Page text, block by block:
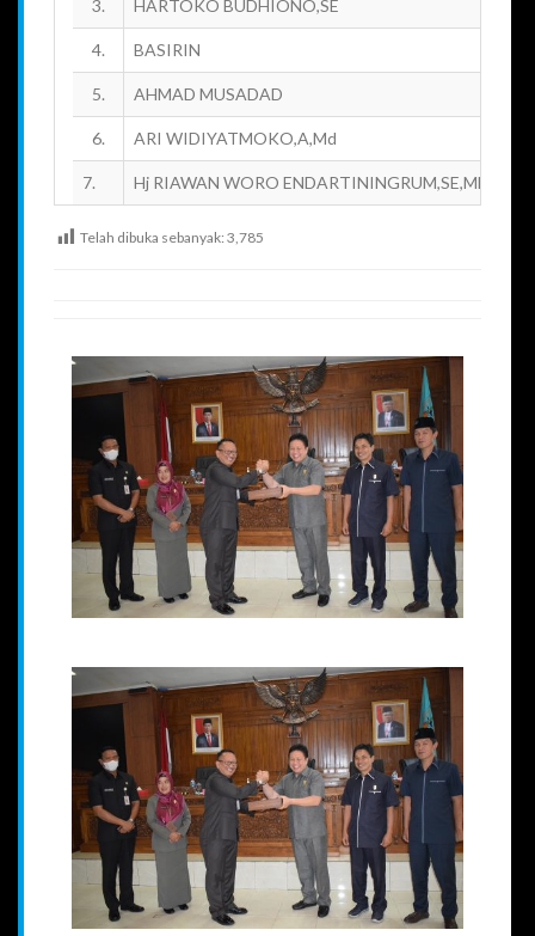
3. HARTOKO BUDHIONO,SE
4. BASIRIN
5. AHMAD MUSADAD
6. ARI WIDIYATMOKO,A,Md
7. Hj RIAWAN WORO ENDARTININGRUM,SE,MM
Telah dibuka sebanyak: 3,785